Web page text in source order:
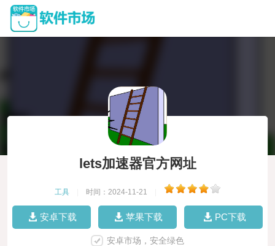
lets加速器官方网址
工具 时间：2024-11-21
安卓下载 苹果下载 PC下载
安卓市场，安全绿色